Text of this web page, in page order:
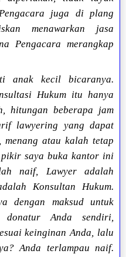
juga di plang
menawarkan jasa
Pengacara merangkap
anak kecil bicaranya.
Hukum itu hanya
hitungan beberapa jam
lawyering yang dapat
atau kalah tetap
pikir saya buka kantor ini
naif, Lawyer adalah
Konsultan Hukum.
dengan maksud untuk
donatur Anda sendiri,
keinginan Anda, lalu
Anda terlampau naif.